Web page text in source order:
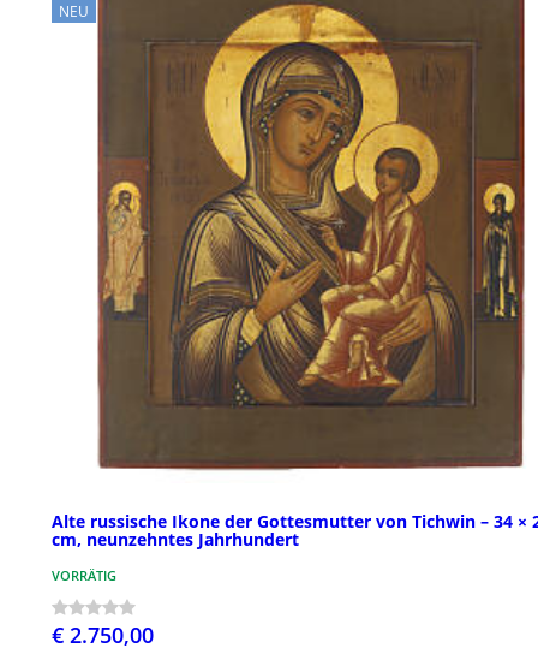
NEU
Alte russische Ikone der Gottesmutter von Tichwin – 34 ×
cm, neunzehntes Jahrhundert
VORRÄTIG
€ 2.750,00